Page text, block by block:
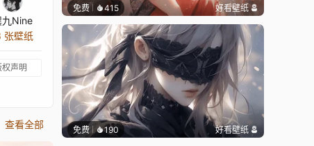
九Nine
张壁纸
权声明
查看全部
免费 415 好看壁纸
免费 190 好看壁纸